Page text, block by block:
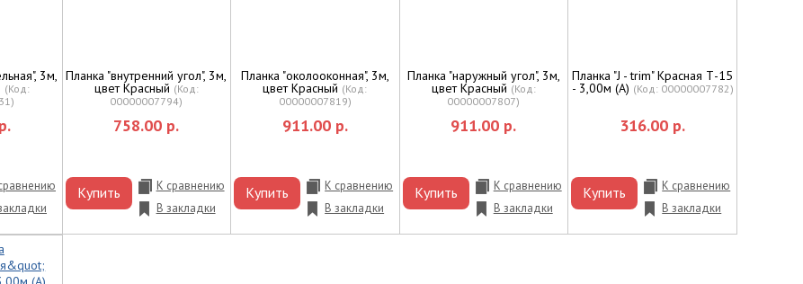
3м,
(Код:
)
Планка "внутренний угол", 3м,
цвет Красный (Код:
00000007794)
758.00 р.
Купить
К сравнению
В закладки
Планка "околооконная", 3м,
цвет Красный (Код:
00000007819)
911.00 р.
Купить
К сравнению
В закладки
Планка "наружный угол", 3м,
цвет Красный (Код:
00000007807)
911.00 р.
Купить
К сравнению
В закладки
Планка "J - trim" Красная Т-15
- 3,00м (А) (Код: 00000007782)
316.00 р.
Купить
К сравнению
В закладки